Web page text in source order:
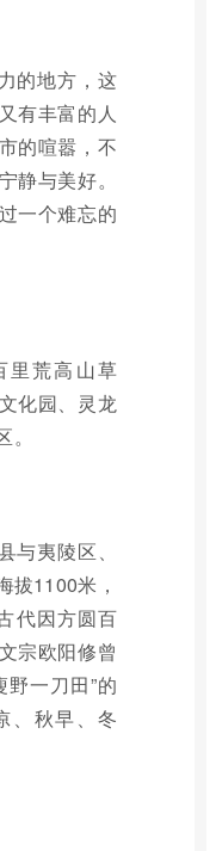
的地方，这
有丰富的人
的喧嚣，不
静与美好。
一个难忘的
里荒高山草
化园、灵龙
与夷陵区、
拔1100米，
代因方圆百
宗欧阳修曾
一刀田”的
、秋早、冬